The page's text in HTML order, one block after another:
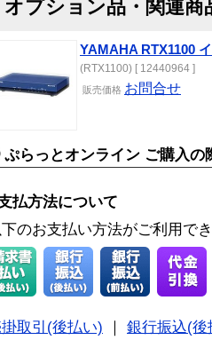
オプション品・関連商
YAMAHA RTX1100
(RTX1100) [ 12440964 ]
販売価格 お問合せ
ぷらっとオンライン ご購入の
払方法について
のお支払い方法がご利用で
取引(後払い)
銀行振込(後